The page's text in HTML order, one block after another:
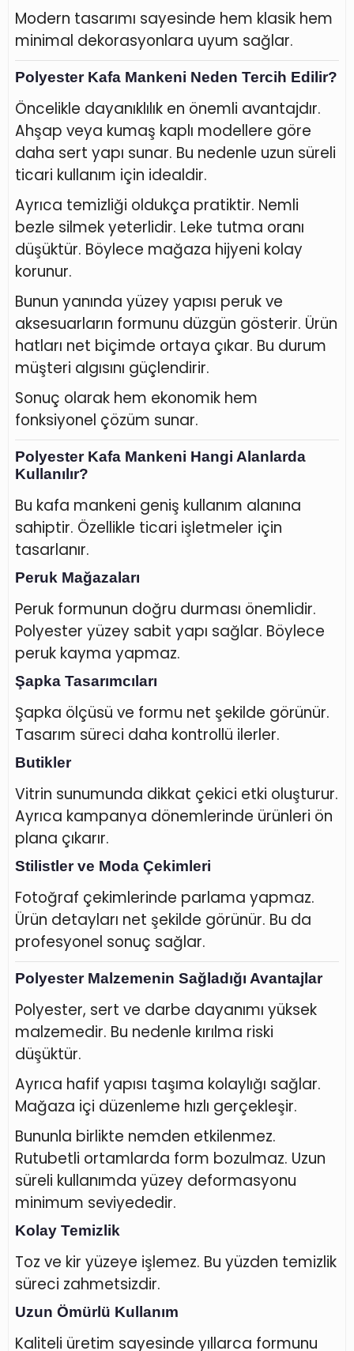
Modern tasarımı sayesinde hem klasik hem
minimal dekorasyonlara uyum sağlar.
Polyester Kafa Mankeni Neden Tercih Edilir?
Öncelikle dayanıklılık en önemli avantajdır.
Ahşap veya kumaş kaplı modellere göre
daha sert yapı sunar. Bu nedenle uzun süreli
ticari kullanım için idealdir.
Ayrıca temizliği oldukça pratiktir. Nemli
bezle silmek yeterlidir. Leke tutma oranı
düşüktür. Böylece mağaza hijyeni kolay
korunur.
Bunun yanında yüzey yapısı peruk ve
aksesuarların formunu düzgün gösterir. Ürün
hatları net biçimde ortaya çıkar. Bu durum
müşteri algısını güçlendirir.
Sonuç olarak hem ekonomik hem
fonksiyonel çözüm sunar.
Polyester Kafa Mankeni Hangi Alanlarda
Kullanılır?
Bu kafa mankeni geniş kullanım alanına
sahiptir. Özellikle ticari işletmeler için
tasarlanır.
Peruk Mağazaları
Peruk formunun doğru durması önemlidir.
Polyester yüzey sabit yapı sağlar. Böylece
peruk kayma yapmaz.
Şapka Tasarımcıları
Şapka ölçüsü ve formu net şekilde görünür.
Tasarım süreci daha kontrollü ilerler.
Butikler
Vitrin sunumunda dikkat çekici etki oluşturur.
Ayrıca kampanya dönemlerinde ürünleri ön
plana çıkarır.
Stilistler ve Moda Çekimleri
Fotoğraf çekimlerinde parlama yapmaz.
Ürün detayları net şekilde görünür. Bu da
profesyonel sonuç sağlar.
Polyester Malzemenin Sağladığı Avantajlar
Polyester, sert ve darbe dayanımı yüksek
malzemedir. Bu nedenle kırılma riski
düşüktür.
Ayrıca hafif yapısı taşıma kolaylığı sağlar.
Mağaza içi düzenleme hızlı gerçekleşir.
Bununla birlikte nemden etkilenmez.
Rutubetli ortamlarda form bozulmaz. Uzun
süreli kullanımda yüzey deformasyonu
minimum seviyededir.
Kolay Temizlik
Toz ve kir yüzeye işlemez. Bu yüzden temizlik
süreci zahmetsizdir.
Uzun Ömürlü Kullanım
Kaliteli üretim sayesinde yıllarca formunu